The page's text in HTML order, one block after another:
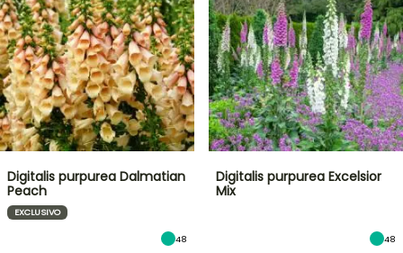
Digitalis purpurea Dalmatian
Peach
EXCLUSIVO
48
Digitalis purpurea Excelsior
Mix
48